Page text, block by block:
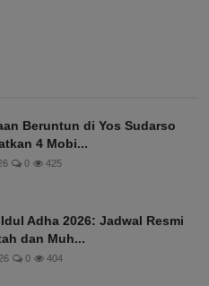
Beruntun di Yos Sudarso
4 Mobi...
0 425
Adha 2026: Jadwal Resmi
dan Muh...
0 404